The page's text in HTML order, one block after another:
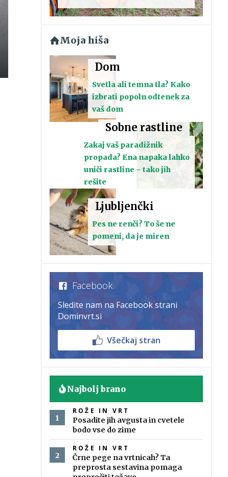
Moja hiša
Dom
Svetla ali temna tla? Kako
izbrati popoln odtenek za
vaš dom
Sobne rastline
Zakaj vaš paradižnik
propada? Ena napaka lahko
uniči rastline – tako jih
rešite
Ljubljenčki
Pes ne renči? To še ne
pomeni, da je miren
Facebook
Sledite nam na Facebook strani
Dominvrt.si
Všečkaj stran
Najbolj brano
ROŽE IN VRT
Posadite jih avgusta in cvetele
bodo vse do zime
ROŽE IN VRT
Črne pege na vrtnicah? Ta
preprosta sestavina pomaga